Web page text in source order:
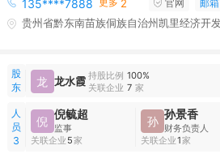
135****7888 2 官网 邮箱
股
东
龙 龙水霞 持股比例 100%
关联企业 7 家
人
员
3
倪 倪毓超
监事
关联企业 5家
孙 孙景香
财务负责人
关联企业1家